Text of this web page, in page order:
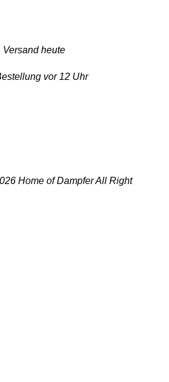
Versand heute
vor 12 Uhr
Home of Dampfer All Right